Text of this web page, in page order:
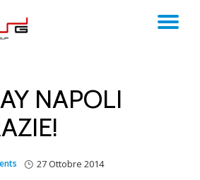
NAPOLI
27 Ottobre 2014